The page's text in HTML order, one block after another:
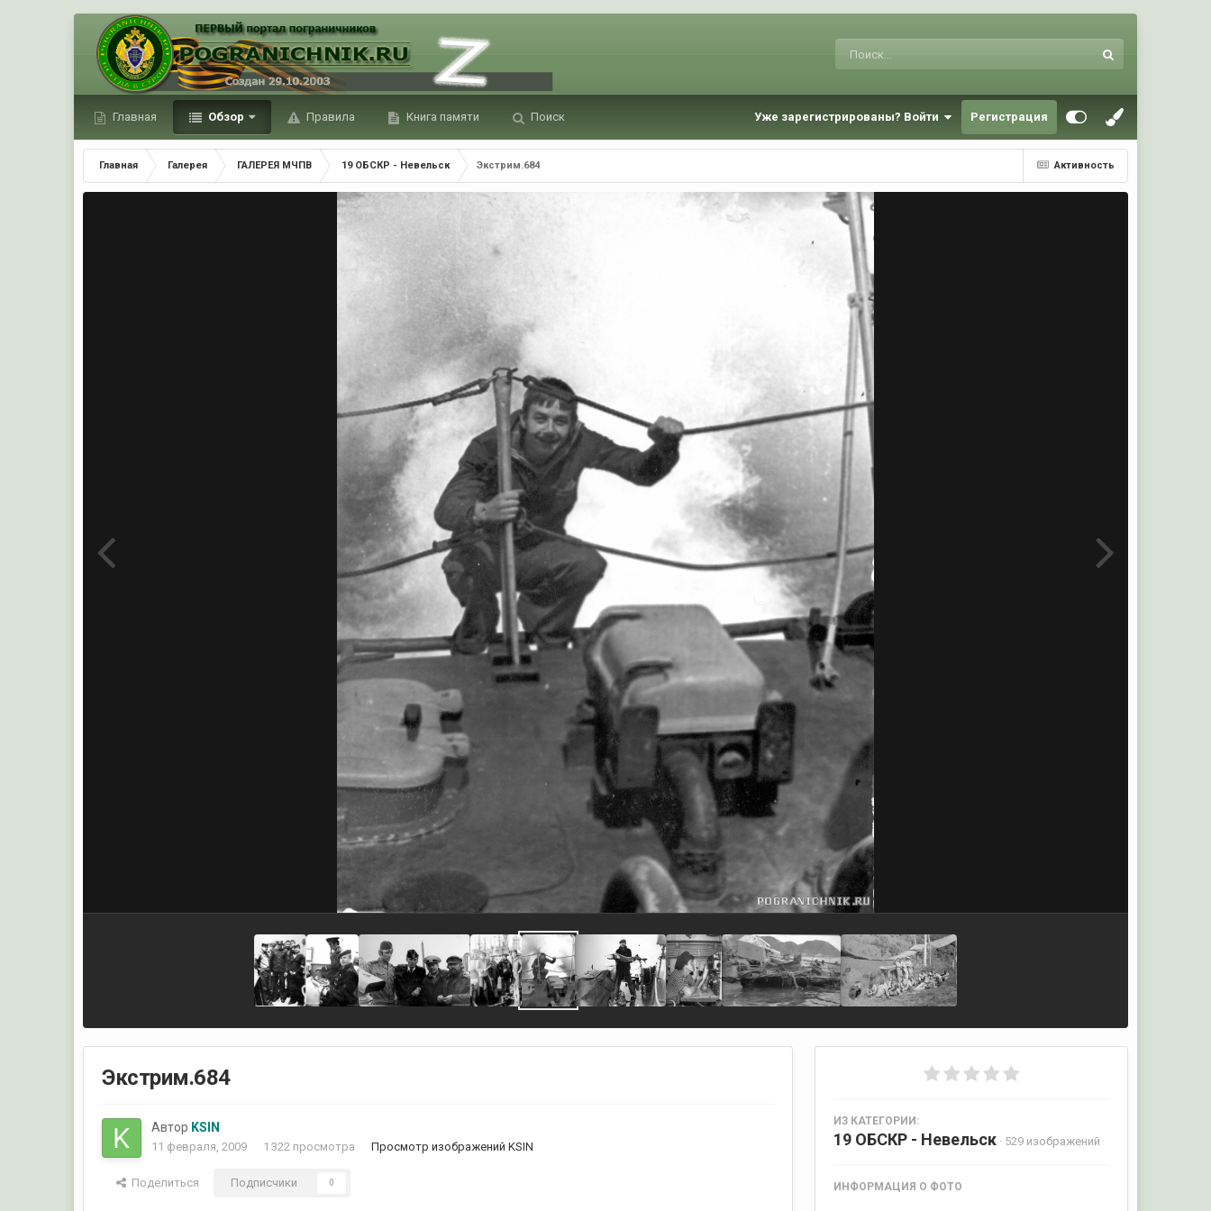
Главная Обзор Правила Книга памяти Поиск Уже зарегистрированы? Войти Регистрация
Активность
Главная Галерея ГАЛЕРЕЯ МЧПВ 19 ОБСКР - Невельск Экстрим.684
Экстрим.684
Автор KSIN
11 февраля, 2009 1 322 просмотра Просмотр изображений KSIN
Поделиться Подписчики 0
ИЗ КАТЕГОРИИ:
19 ОБСКР - Невельск · 529 изображений
ИНФОРМАЦИЯ О ФОТО